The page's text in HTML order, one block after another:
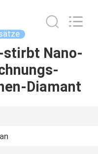
stirbt Nano-
Diamant